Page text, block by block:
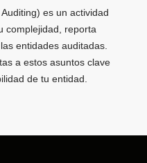
es un actividad
complejidad, reporta
entidades auditadas.
a estos asuntos clave
de tu entidad.